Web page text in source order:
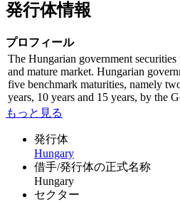
発行体情報
プロフィール
The Hungarian government
and mature market. Hungarian
five benchmark maturities, namely
years, 10 years and 15 years, by the
もっと見る
発行体
Hungary
借手/発行体の正式名称
Hungary
セクター